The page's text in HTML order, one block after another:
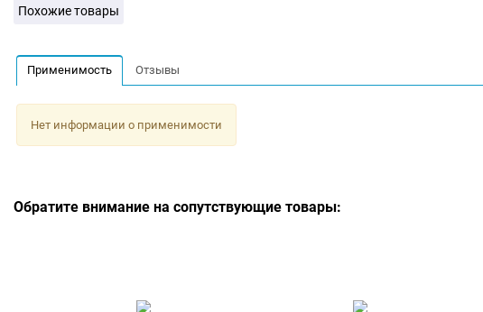
Похожие товары
Применимость Отзывы
Нет информации о применимости
Обратите внимание на сопутствующие товары: